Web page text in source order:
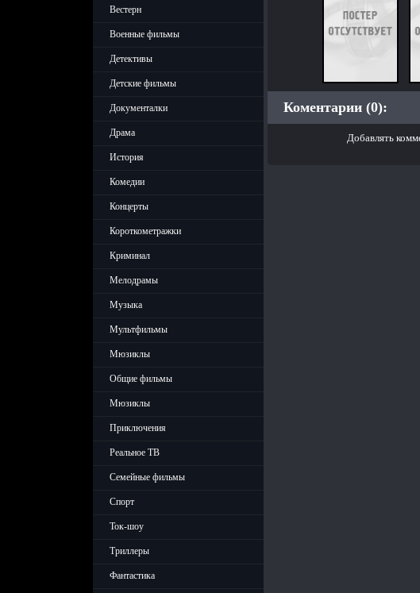
Вестерн
Военные фильмы
Детективы
Детские фильмы
Документалки
Драма
История
Комедии
Концерты
Короткометражки
Криминал
Мелодрамы
Музыка
Мультфильмы
Мюзиклы
Общие фильмы
Мюзиклы
Приключения
Реальное ТВ
Семейные фильмы
Спорт
Ток-шоу
Триллеры
Фантастика
Коментарии (0):
Добавлять